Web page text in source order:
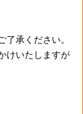
承ください。
けいたしますが